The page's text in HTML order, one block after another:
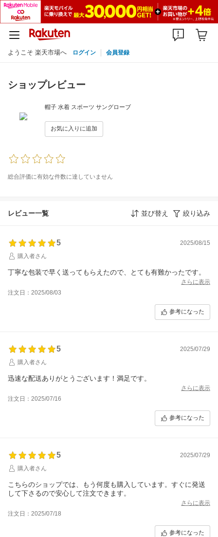
ようこそ 楽天市場へ ログイン 会員登録
ショップレビュー
帽子 水着 スポーツ サングローブ
お気に入りに追加
総合評価に有効な件数に達していません
レビュー一覧 並び替え 絞り込み
5
2025/08/15
購入者さん
丁寧な包装で早く送ってもらえたので、とても有難かったです。
さらに表示
注文日：2025/08/03
参考になった
5
2025/07/29
購入者さん
迅速な配送ありがとうございます！満足です。
さらに表示
注文日：2025/07/16
参考になった
5
2025/07/29
購入者さん
こちらのショップでは、もう何度も購入しています。すぐに発送
して下さるので安心して注文できます。
さらに表示
注文日：2025/07/18
参考になった